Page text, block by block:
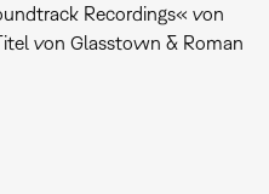
Recordings« von
von Glasstown & Roman